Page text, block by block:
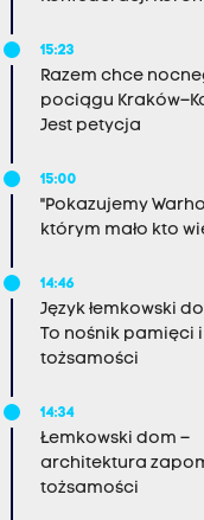
15:23
Razem chce
pociągu
Jest petycja
15:00
"Pokazujemy
którym mało kto
14:46
Język łemkowski
To nośnik pamięci i
tożsamości
14:34
Łemkowski dom –
architektura
tożsamości